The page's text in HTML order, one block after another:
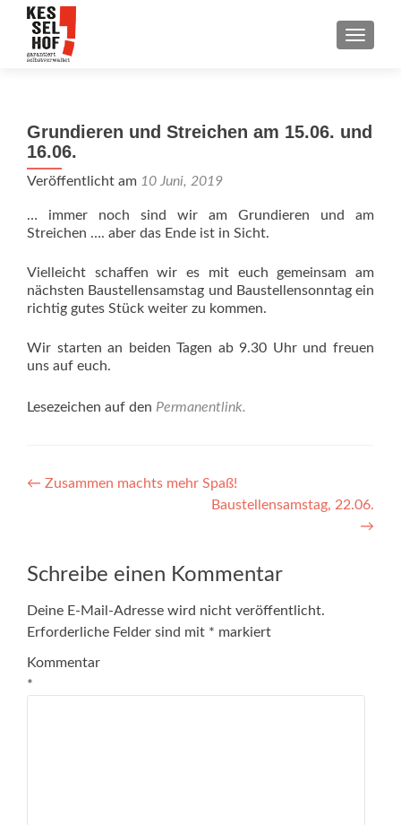
Grundieren und Streichen am 15.06. und
16.06.
Veröffentlicht am 10 Juni, 2019
… immer noch sind wir am Grundieren und am
Streichen …. aber das Ende ist in Sicht.
Vielleicht schaffen wir es mit euch gemeinsam am
nächsten Baustellensamstag und Baustellensonntag ein
richtig gutes Stück weiter zu kommen.
Wir starten an beiden Tagen ab 9.30 Uhr und freuen
uns auf euch.
Lesezeichen auf den Permanentlink.
Beitragsnavigation
← Zusammen machts mehr Spaß!
Baustellensamstag, 22.06.
→
Schreibe einen Kommentar
Deine E-Mail-Adresse wird nicht veröffentlicht.
Erforderliche Felder sind mit * markiert
Kommentar
*